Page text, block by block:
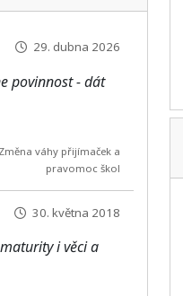
29. dubna 2026
povinnost - dát
Změna váhy přijímaček a
pravomoc škol
30. května 2018
i věci a